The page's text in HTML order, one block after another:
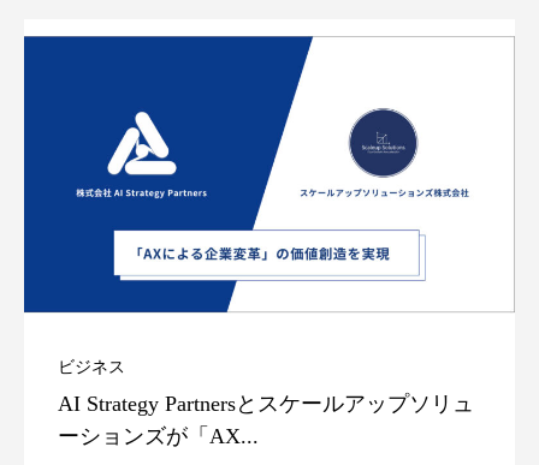
ビジネス
AI Strategy Partnersとスケールアップソリュ
ーションズが「AX...